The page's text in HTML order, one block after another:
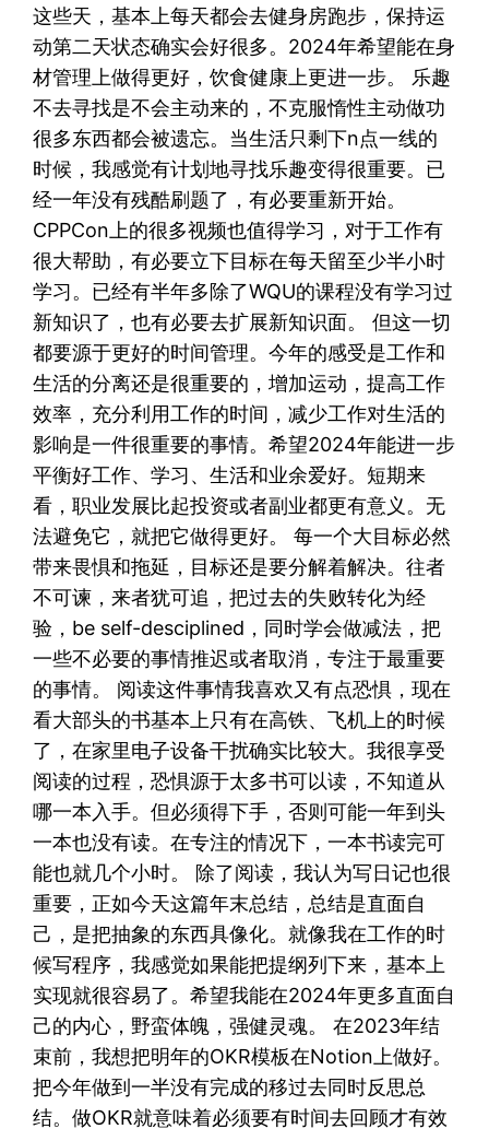
这些天，基本上每天都会去健身房跑步，保持运
动第二天状态确实会好很多。2024年希望能在身
材管理上做得更好，饮食健康上更进一步。 乐趣
不去寻找是不会主动来的，不克服惰性主动做功
很多东西都会被遗忘。当生活只剩下n点一线的
时候，我感觉有计划地寻找乐趣变得很重要。已
经一年没有残酷刷题了，有必要重新开始。
CPPCon上的很多视频也值得学习，对于工作有
很大帮助，有必要立下目标在每天留至少半小时
学习。已经有半年多除了WQU的课程没有学习过
新知识了，也有必要去扩展新知识面。 但这一切
都要源于更好的时间管理。今年的感受是工作和
生活的分离还是很重要的，增加运动，提高工作
效率，充分利用工作的时间，减少工作对生活的
影响是一件很重要的事情。希望2024年能进一步
平衡好工作、学习、生活和业余爱好。短期来
看，职业发展比起投资或者副业都更有意义。无
法避免它，就把它做得更好。 每一个大目标必然
带来畏惧和拖延，目标还是要分解着解决。往者
不可谏，来者犹可追，把过去的失败转化为经
验，be self-desciplined，同时学会做减法，把
一些不必要的事情推迟或者取消，专注于最重要
的事情。 阅读这件事情我喜欢又有点恐惧，现在
看大部头的书基本上只有在高铁、飞机上的时候
了，在家里电子设备干扰确实比较大。我很享受
阅读的过程，恐惧源于太多书可以读，不知道从
哪一本入手。但必须得下手，否则可能一年到头
一本也没有读。在专注的情况下，一本书读完可
能也就几个小时。 除了阅读，我认为写日记也很
重要，正如今天这篇年末总结，总结是直面自
己，是把抽象的东西具像化。就像我在工作的时
候写程序，我感觉如果能把提纲列下来，基本上
实现就很容易了。希望我能在2024年更多直面自
己的内心，野蛮体魄，强健灵魂。 在2023年结
束前，我想把明年的OKR模板在Notion上做好。
把今年做到一半没有完成的移过去同时反思总
结。做OKR就意味着必须要有时间去回顾才有效